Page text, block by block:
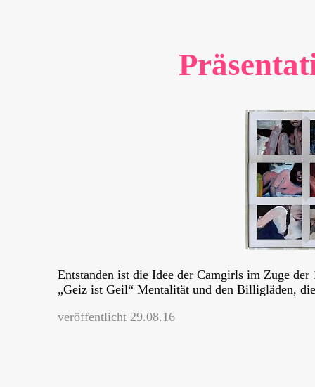
Entstanden ist die Idee der Camgirls im Zuge
„Geiz ist Geil“ Mentalität und den Billigläden,
veröffentlicht 29.08.16